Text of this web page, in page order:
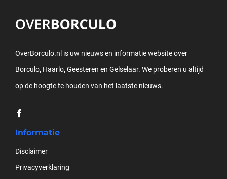
OverBorculo.nl is uw nieuws en informatie website over
Borculo, Haarlo, Geesteren en Gelselaar. We proberen u altijd
op de hoogte te houden van het laatste nieuws.
Informatie
Disclaimer
Privacyverklaring